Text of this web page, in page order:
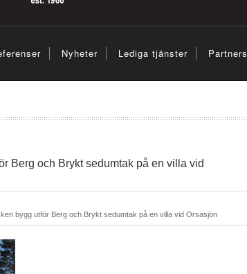
Nyheter Lediga tjänster Partners
Berg och Brykt sedumtak på en villa vid
bygg utför Berg och Brykt sedumtak på en villa vid Orsasjön